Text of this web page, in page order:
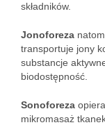
składników.
Jonoforeza
transportuje jony
substancje
biodostępność.
Sonoforeza
mikromasaż